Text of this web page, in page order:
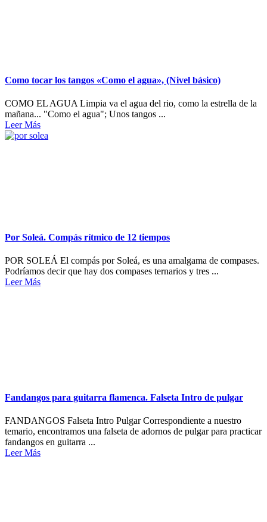
Como tocar los tangos «Como el agua», (Nivel básico)
COMO EL AGUA Limpia va el agua del rio, como la estrella de la
mañana... "Como el agua"; Unos tangos ...
Leer Más
Por Soleá. Compás rítmico de 12 tiempos
POR SOLEÁ El compás por Soleá, es una amalgama de compases.
Podríamos decir que hay dos compases ternarios y tres ...
Leer Más
Fandangos para guitarra flamenca. Falseta Intro de pulgar
FANDANGOS Falseta Intro Pulgar Correspondiente a nuestro
temario, encontramos una falseta de adornos de pulgar para practicar
fandangos en guitarra ...
Leer Más